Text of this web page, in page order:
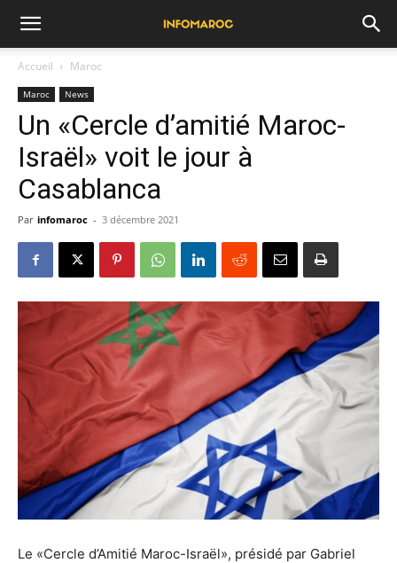
Accueil Maroc
Maroc News
Un «Cercle d’amitié Maroc-
Israël» voit le jour à
Casablanca
Par infomaroc - 3 décembre 2021
Le «Cercle d’Amitié Maroc-Israël», présidé par Gabriel